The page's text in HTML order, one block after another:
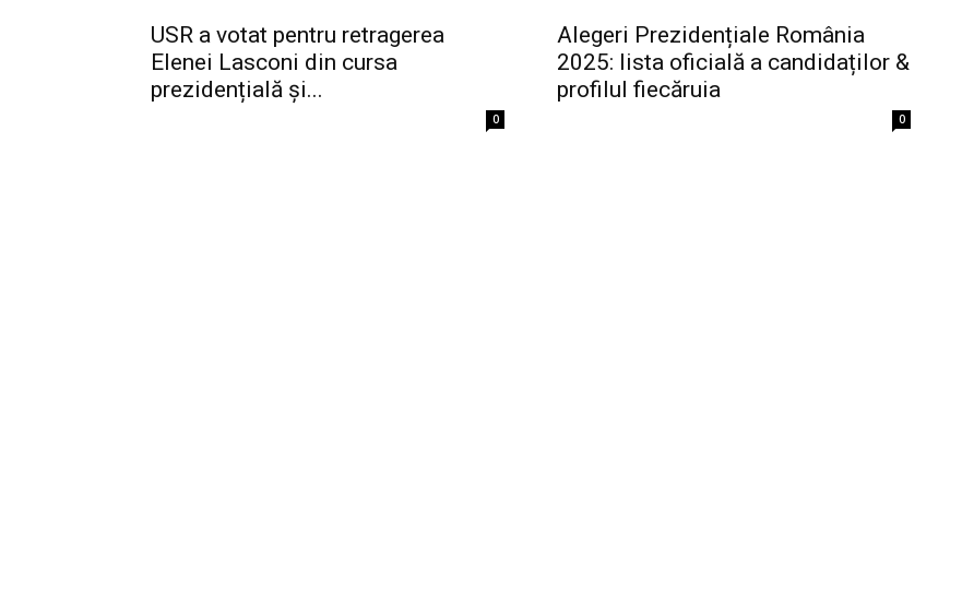
USR a votat pentru retragerea
Elenei Lasconi din cursa
prezidențială și...
0
Alegeri Prezidențiale România
2025: lista oficială a candidaților &
profilul fiecăruia
0